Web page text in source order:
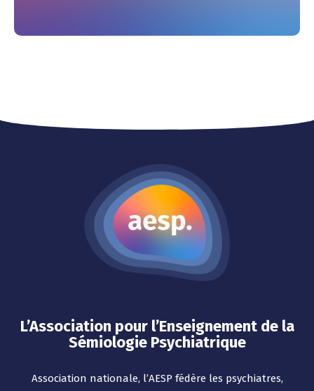
L’Association pour l’Enseignement de la
Sémiologie Psychiatrique
Association nationale, l’AESP fédère les psychiatres,